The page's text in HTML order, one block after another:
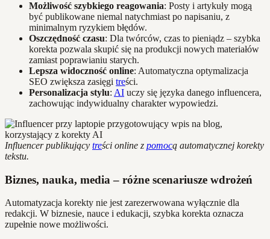
Możliwość szybkiego reagowania: Posty i artykuły mogą
być publikowane niemal natychmiast po napisaniu, z
minimalnym ryzykiem błędów.
Oszczędność czasu: Dla twórców, czas to pieniądz – szybka
korekta pozwala skupić się na produkcji nowych materiałów
zamiast poprawianiu starych.
Lepsza widoczność online: Automatyczna optymalizacja
SEO zwiększa zasięgi treści.
Personalizacja stylu: AI uczy się języka danego influencera,
zachowując indywidualny charakter wypowiedzi.
Influencer publikujący treści online z pomocą automatycznej korekty
tekstu.
Biznes, nauka, media – różne scenariusze wdrożeń
Automatyzacja korekty nie jest zarezerwowana wyłącznie dla
redakcji. W biznesie, nauce i edukacji, szybka korekta oznacza
zupełnie nowe możliwości.